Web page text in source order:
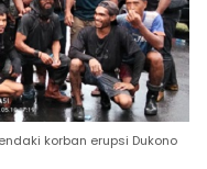
korban erupsi Dukono